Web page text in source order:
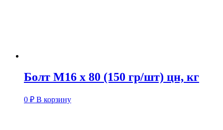
Болт М16 х 80 (150 гр/шт) цн, кг
0 ₽ В корзину